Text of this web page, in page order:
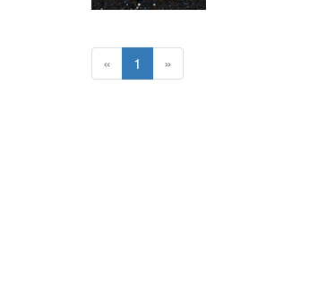
« 1 »